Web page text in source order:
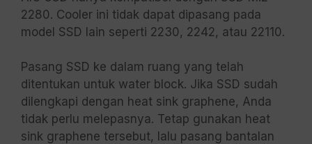
2280. Cooler ini tidak dapat dipasang pada
model SSD lain seperti 2230, 2242, atau 22110.
Pasang SSD ke dalam ruang yang telah
ditentukan untuk water block. Jika SSD sudah
dilengkapi dengan heat sink graphene, Anda
tidak perlu melepasnya. Tetap gunakan heat
sink graphene tersebut, lalu pasang bantalan